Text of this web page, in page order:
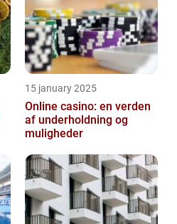
15 january 2025
Online casino: en verden
af underholdning og
muligheder